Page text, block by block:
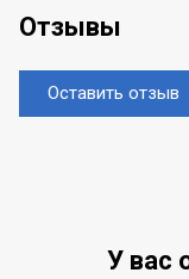
Отзывы
Оставить отзыв
У вас